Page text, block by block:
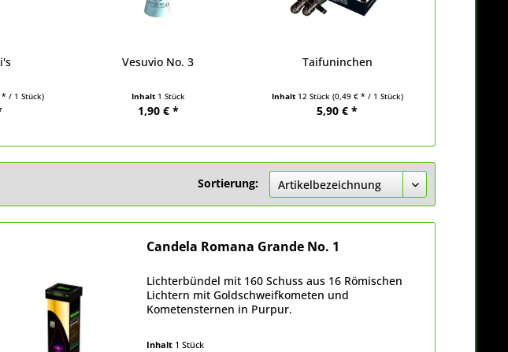
* / 1 Stück)
Vesuvio No. 3
Inhalt 1 Stück
1,90 € *
Taifuninchen
Inhalt 12 Stück (0,49 € * / 1 Stück)
5,90 € *
Sortierung:
Candela Romana Grande No. 1
Lichterbündel mit 160 Schuss aus 16 Römischen
Lichtern mit Goldschweifkometen und
Kometensternen in Purpur.
Inhalt 1 Stück